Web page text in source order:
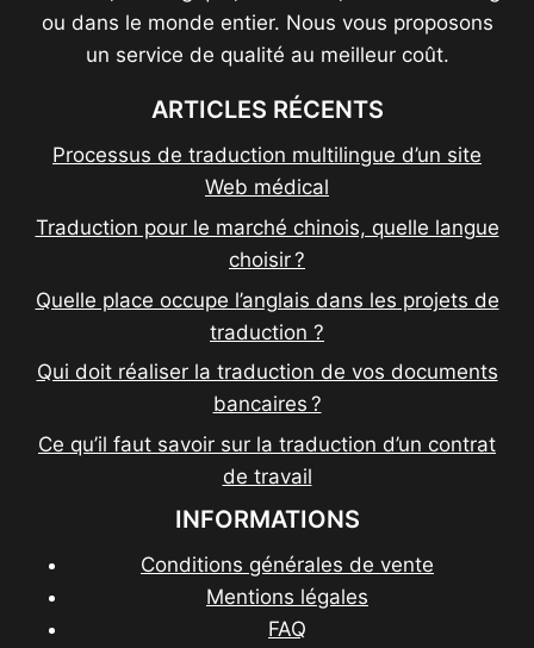
ou dans le monde entier. Nous vous proposons
un service de qualité au meilleur coût.
ARTICLES RÉCENTS
Processus de traduction multilingue d’un site
Web médical
Traduction pour le marché chinois, quelle langue
choisir ?
Quelle place occupe l’anglais dans les projets de
traduction ?
Qui doit réaliser la traduction de vos documents
bancaires ?
Ce qu’il faut savoir sur la traduction d’un contrat
de travail
INFORMATIONS
Conditions générales de vente
Mentions légales
FAQ